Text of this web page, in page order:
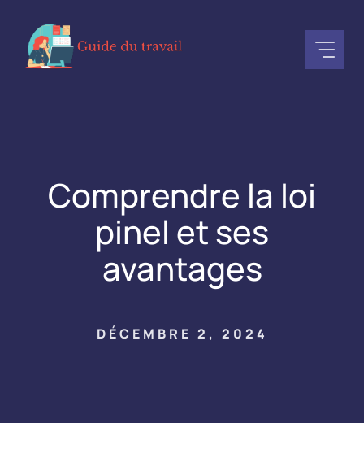
contenu
Comprendre la loi
pinel et ses
avantages
DÉCEMBRE 2, 2024